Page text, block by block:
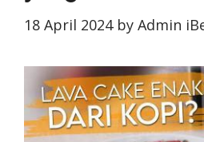
18 April 2024 by Admin